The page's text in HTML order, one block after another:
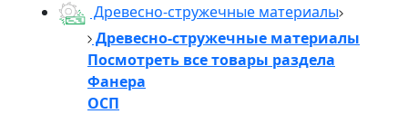
Древесно-стружечные материалы
Древесно-стружечные материалы
Посмотреть все товары раздела
Фанера
ОСП